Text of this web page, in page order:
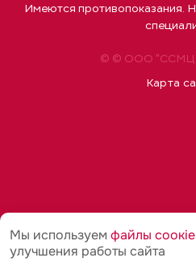
© © ООО "ССМЦ
Карта
Имеются противопоказания.
Мы используем файлы соoкіе
улучшения работы сайта